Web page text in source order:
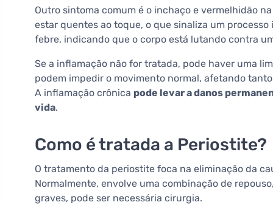
Outro sintoma comum é o inchaço e vermelhidão
estar quentes ao toque, o que sinaliza um
febre, indicando que o corpo está lutando contra
Se a inflamação não for tratada, pode haver uma
podem impedir o movimento normal, afetando
A inflamação crônica pode levar a danos
vida.
Como é tratada a Periostite?
O tratamento da periostite foca na eliminação da
Normalmente, envolve uma combinação de
graves, pode ser necessária cirurgia.